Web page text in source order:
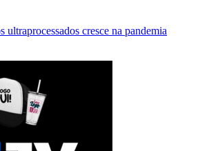
ultraprocessados cresce na pandemia